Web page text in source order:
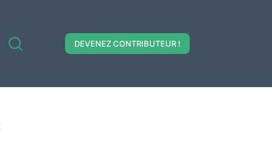
DEVENEZ CONTRIBUTEUR !